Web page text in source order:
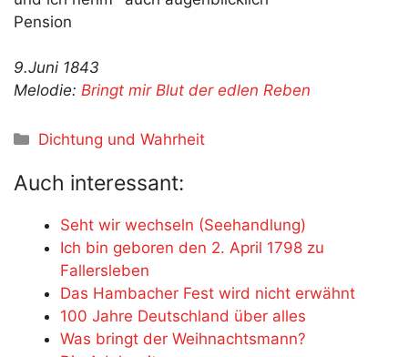
Pension
9.Juni 1843
Melodie: Bringt mir Blut der edlen Reben
Kategorien
Dichtung und Wahrheit
Auch interessant:
Seht wir wechseln (Seehandlung)
Ich bin geboren den 2. April 1798 zu
Fallersleben
Das Hambacher Fest wird nicht erwähnt
100 Jahre Deutschland über alles
Was bringt der Weihnachtsmann?